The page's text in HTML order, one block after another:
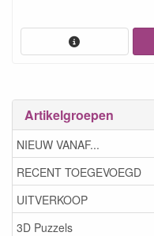
Artikelgroepen
NIEUW VANAF...
RECENT TOEGEVOEGD
UITVERKOOP
3D Puzzels